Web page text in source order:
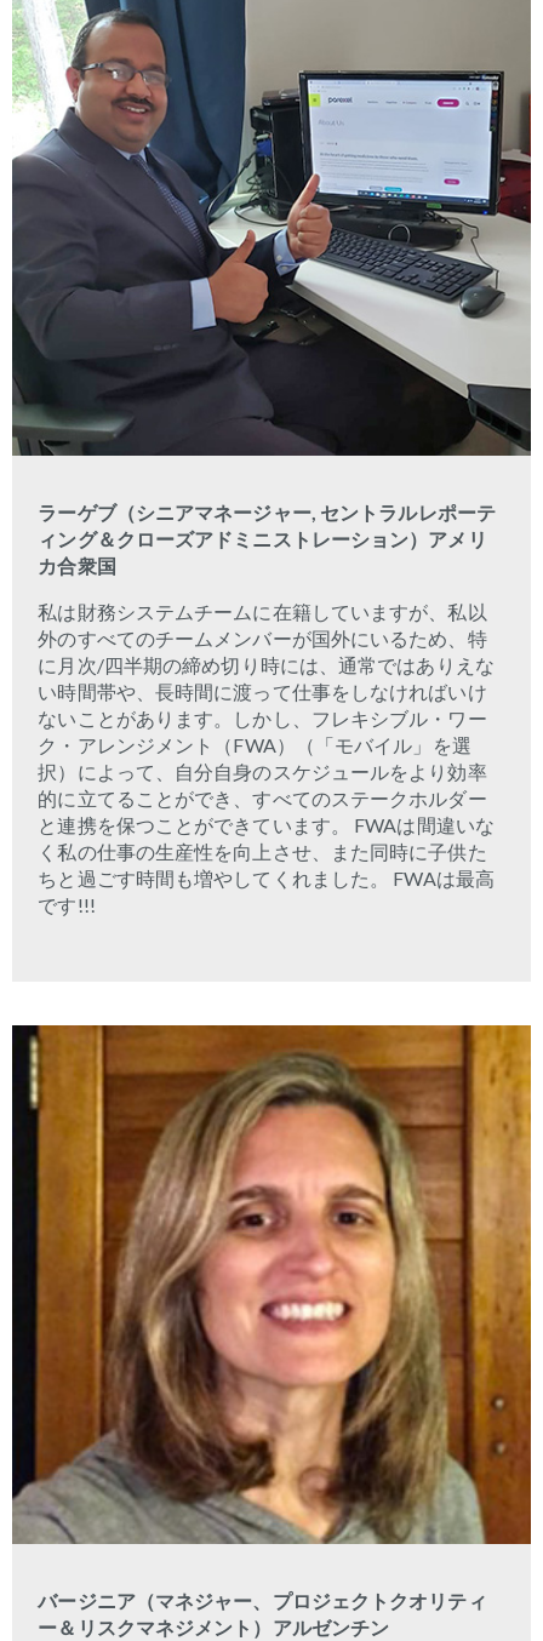
ラーゲブ（シニアマネージャー, セントラルレポーテ
ィング＆クローズアドミニストレーション）アメリ
カ合衆国
私は財務システムチームに在籍していますが、私以
外のすべてのチームメンバーが国外にいるため、特
に月次/四半期の締め切り時には、通常ではありえな
い時間帯や、長時間に渡って仕事をしなければいけ
ないことがあります。しかし、フレキシブル・ワー
ク・アレンジメント（FWA）（「モバイル」を選
択）によって、自分自身のスケジュールをより効率
的に立てることができ、すべてのステークホルダー
と連携を保つことができています。
FWAは間違いな
く私の仕事の生産性を向上させ、また同時に子供た
ちと過ごす時間も増やしてくれました。
FWAは最高
です!!!
バージニア（マネジャー、プロジェクトクオリティ
ー＆リスクマネジメント）アルゼンチン